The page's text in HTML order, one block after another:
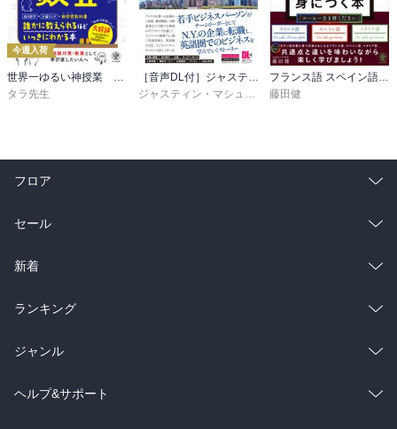
第3章 算数の「習得」をサポートする方法
「楽しいことが勉強になる」仕組みづくり
「習得」にも「思考」が必要
低学年から訓練型学習をするメリット・デメリット
ゲーム感覚で柔軟な計算力をつける
今週入荷
タラ先生
藤田健
フロア
総合
ラノベ
雑誌・グラビア
BL・TL
セール
総合
ラノベ
雑誌・グラビア
BL・TL
新着
総合
ラノベ
雑誌・グラビア
ランキング
総合
ラノベ
ジャンル
コミック
ヘルプ&サポート